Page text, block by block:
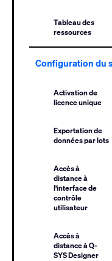
Tableau des
ressources
Configuration du
Activation de
licence unique
Exportation de
données par lots
Accès à
distance à
l'interface de
contrôle
utilisateur
Accès à
distance à Q-
SYS Designer